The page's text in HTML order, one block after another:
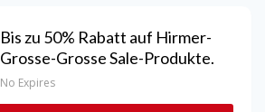
Bis zu 50% Rabatt auf Hirmer-
Grosse-Grosse Sale-Produkte.
No Expires